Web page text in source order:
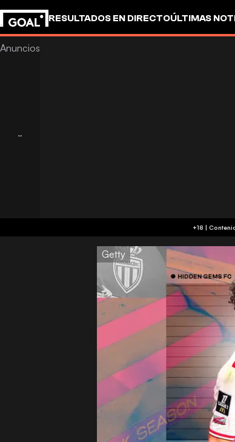
RESULTADOS EN DIRECTOÚLTIMAS
Getty